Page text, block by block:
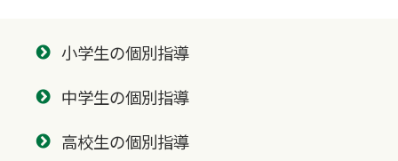
小学生の個別指導
中学生の個別指導
高校生の個別指導